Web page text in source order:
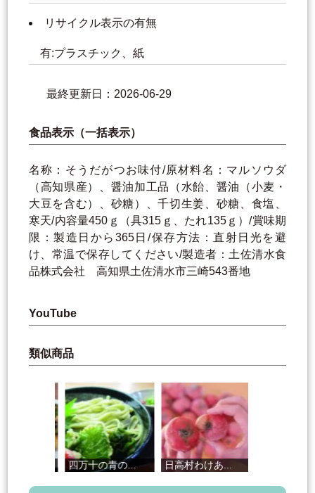
リサイクル表示の有無
有:プラスチック、紙
最終更新日：2026-06-29
食品表示（一括表示）
名称：そうだがつお味付/原材料名：マルソウダ
（高知県産）、醤油加工品（水飴、醤油（小麦・
大豆を含む）、砂糖）、千切生姜、砂糖、食塩、
寒天/内容量450ｇ（具315ｇ、たれ135ｇ）/賞味期
限：製造日から365日/保存方法：直射日光を避
け、常温で保存してください/製造者：土佐清水食
品株式会社 高知県土佐清水市三崎543番地
YouTube
類似商品
四万十の青の... 日高村わけあ... お野菜ドレッ...